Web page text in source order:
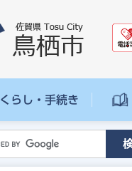
くらし・手続き